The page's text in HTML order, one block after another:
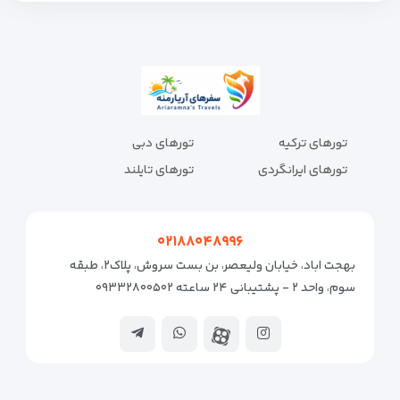
تورهای ترکیه
تورهای ایرانگردی
تورهای دبی
تورهای تایلند
۰۲۱۸۸۰۴۸۹۹۶
بهجت اباد، خیابان ولیعصر، بن بست سروش، پلاک۲، طبقه
سوم، واحد ۲ - پشتیبانی ۲۴ ساعته ۰۹۳۳۲۸۰۰۵۰۲